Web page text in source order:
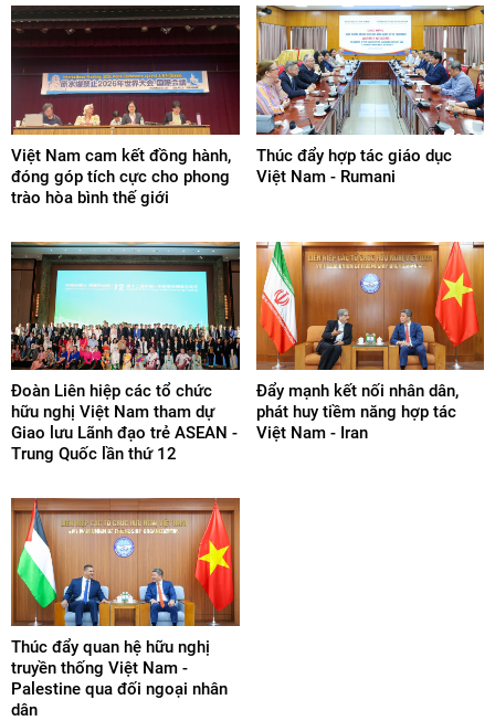
nghị và hợp tác giữa nhân dân Việt Nam với nhân dân thế
giới, đóng góp cho phong trào Quốc tế ngữ khu vực và thế
- Quảng bá về phong trào Quốc tế ngữ ở Việt Nam, cung cấp
thông tin về hình ảnh đất nước, con người Việt Nam.
- Đào tạo, bồi dưỡng tiếng Quốc tế ngữ.
Việt Nam cam kết đồng hành,
đóng góp tích cực cho phong
trào hòa bình thế giới
Thúc đẩy hợp tác giáo dục
Việt Nam - Rumani
Đoàn Liên hiệp các tổ chức
hữu nghị Việt Nam tham dự
Giao lưu Lãnh đạo trẻ ASEAN -
Trung Quốc lần thứ 12
Đẩy mạnh kết nối nhân dân,
phát huy tiềm năng hợp tác
Việt Nam - Iran
Thúc đẩy quan hệ hữu nghị
truyền thống Việt Nam -
Palestine qua đối ngoại nhân
dân